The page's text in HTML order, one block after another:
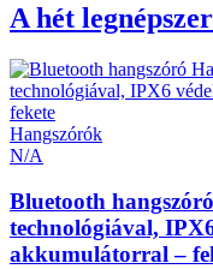
A hét
Hangszórók
N/A
Bluetooth
technológiával,
akkumulátorral –